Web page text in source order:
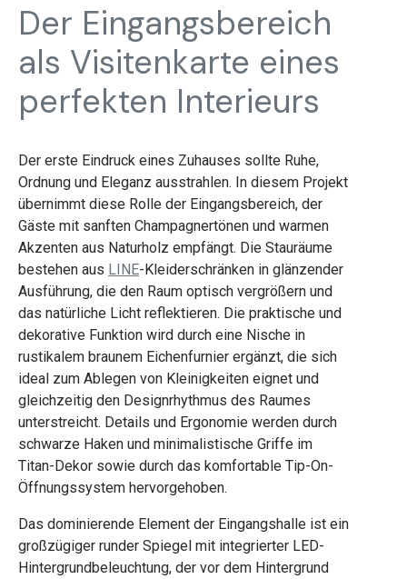
Der Eingangsbereich
als Visitenkarte eines
perfekten Interieurs
Der erste Eindruck eines Zuhauses sollte Ruhe,
Ordnung und Eleganz ausstrahlen. In diesem Projekt
übernimmt diese Rolle der Eingangsbereich, der
Gäste mit sanften Champagnertönen und warmen
Akzenten aus Naturholz empfängt. Die Stauräume
bestehen aus LINE-Kleiderschränken in glänzender
Ausführung, die den Raum optisch vergrößern und
das natürliche Licht reflektieren. Die praktische und
dekorative Funktion wird durch eine Nische in
rustikalem braunem Eichenfurnier ergänzt, die sich
ideal zum Ablegen von Kleinigkeiten eignet und
gleichzeitig den Designrhythmus des Raumes
unterstreicht. Details und Ergonomie werden durch
schwarze Haken und minimalistische Griffe im
Titan-Dekor sowie durch das komfortable Tip-On-
Öffnungssystem hervorgehoben.
Das dominierende Element der Eingangshalle ist ein
großzügiger runder Spiegel mit integrierter LED-
Hintergrundbeleuchtung, der vor dem Hintergrund